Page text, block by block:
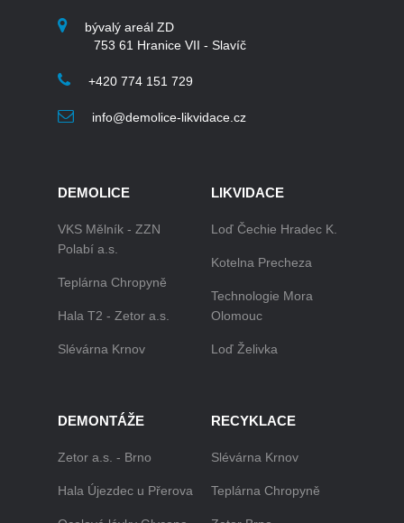
bývalý areál ZD
753 61 Hranice VII - Slavíč
+420 774 151 729
info@demolice-likvidace.cz
DEMOLICE
VKS Mělník - ZZN
Polabí a.s.
Teplárna Chropyně
Hala T2 - Zetor a.s.
Slévárna Krnov
LIKVIDACE
Loď Čechie Hradec K.
Kotelna Precheza
Technologie Mora
Olomouc
Loď Želivka
DEMONTÁŽE
Zetor a.s. - Brno
Hala Újezdec u Přerova
RECYKLACE
Slévárna Krnov
Teplárna Chropyně